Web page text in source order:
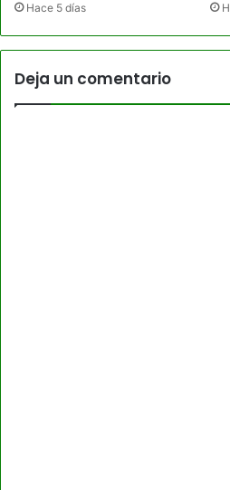
Hace 5 días
Deja un comentario